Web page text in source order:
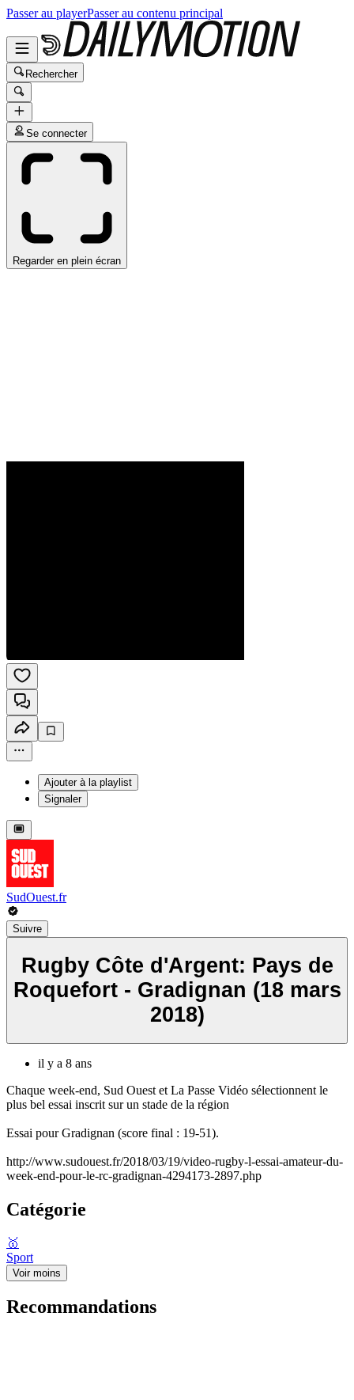
Passer au playerPasser au contenu principal
Rechercher
Se connecter
Regarder en plein écran
Ajouter à la playlist
Signaler
SudOuest.fr
Suivre
Rugby Côte d'Argent: Pays de
Roquefort - Gradignan (18 mars
2018)
il y a 8 ans
Chaque week-end, Sud Ouest et La Passe Vidéo sélectionnent le
plus bel essai inscrit sur un stade de la région
Essai pour Gradignan (score final : 19-51).
http://www.sudouest.fr/2018/03/19/video-rugby-l-essai-amateur-du-
week-end-pour-le-rc-gradignan-4294173-2897.php
Catégorie
🥇
Sport
Voir moins
Recommandations